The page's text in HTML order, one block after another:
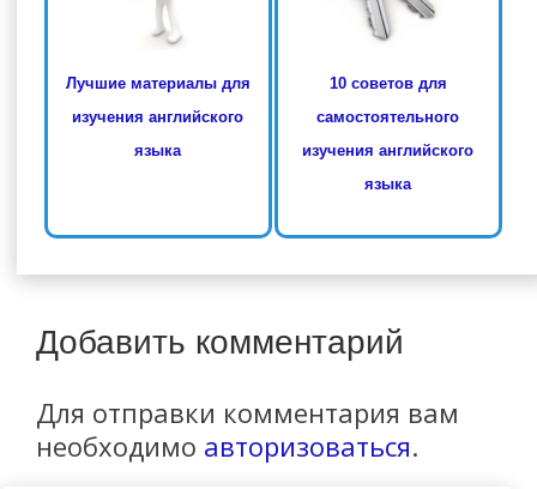
Лучшие материалы для
изучения английского
языка
10 советов для
самостоятельного
изучения английского
языка
Добавить комментарий
Для отправки комментария вам
необходимо авторизоваться.